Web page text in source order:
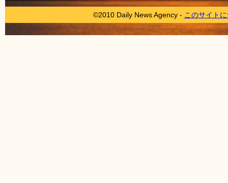
©2010 Daily News Agency - このサイト